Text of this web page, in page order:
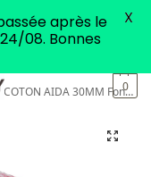
0
AIDA 30MM Fond blanc / Feston rose
après le
08. Bonnes
X